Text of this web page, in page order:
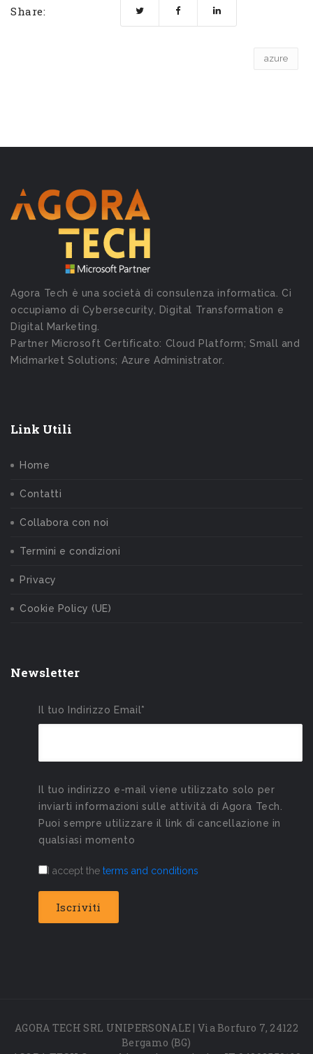
Share:
azure
Agora Tech è una società di consulenza informatica. Ci
occupiamo di Cybersecurity, Digital Transformation e
Digital Marketing.
Partner Microsoft Certificato: Cloud Platform; Small and
Midmarket Solutions; Azure Administrator.
Link Utili
Home
Contatti
Collabora con noi
Termini e condizioni
Privacy
Cookie Policy (UE)
Newsletter
Il tuo Indirizzo Email*
Il tuo indirizzo e-mail viene utilizzato solo per
inviarti informazioni sulle attività di Agora Tech.
Puoi sempre utilizzare il link di cancellazione in
qualsiasi momento
I accept the terms and conditions
AGORA TECH SRL UNIPERSONALE | Via Borfuro 7, 24122
Bergamo (BG)